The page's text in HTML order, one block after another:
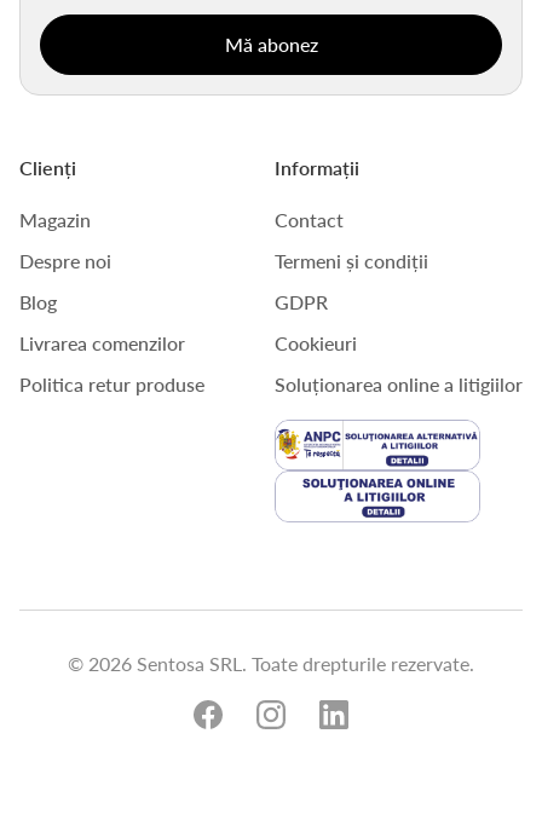
Clienți
Magazin
Despre noi
Blog
Livrarea comenzilor
Politica retur produse
Informații
Contact
Termeni și condiții
GDPR
Cookieuri
Soluționarea online a litigiilor
© 2026 Sentosa SRL. Toate drepturile rezervate.